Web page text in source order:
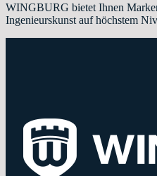
WINGBURG bietet Ihnen
Ingenieurskunst auf höchstem